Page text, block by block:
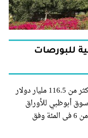
للبورصات
ربحت القيمة السوقية للبورصات العربية أكثر من 116.5 مليار دولار
أبوظبي للأوراق
المالية مع ارتفاع رأس ماله السوقي بأكثر من 6 في المئة وفق